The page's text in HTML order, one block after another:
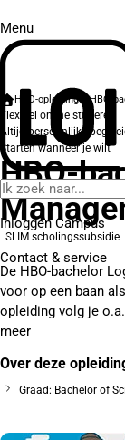
Menu
Inloggen Campus
Contact & service
HBO-opleidingenHBO-
Flexibel online studeren
Altijd persoonlijke
Starten wanneer je wilt
HBO-
SLIM scholingssubsidie
De HBO-bachelor
voor op een baan
opleiding volg je
meer
Over deze
Graad: Bachelor of